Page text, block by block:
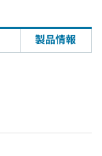
製品情報